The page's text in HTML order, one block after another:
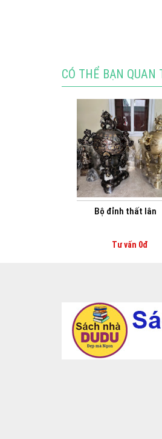
CÓ THỂ BẠN QUAN
Bộ đỉnh thất lân
Tư vấn 0đ